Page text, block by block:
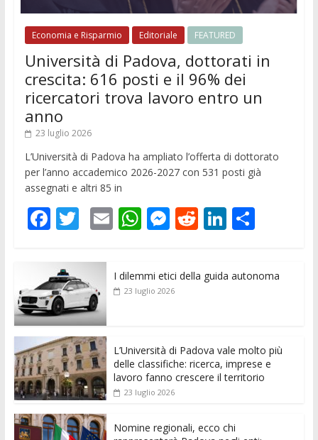
Economia e Risparmio Editoriale FEATURED
Università di Padova, dottorati in
crescita: 616 posti e il 96% dei
ricercatori trova lavoro entro un
anno
23 luglio 2026
L’Università di Padova ha ampliato l’offerta di dottorato
per l’anno accademico 2026-2027 con 531 posti già
assegnati e altri 85 in
F
e
b
o
o
k
T
itt
er
E
ai
l
W
s
p
M
ss
e
er
R
di
Li
e
C
di
I dilemmi etici della guida autonoma
23 luglio 2026
L’Università di Padova vale molto più
delle classifiche: ricerca, imprese e
lavoro fanno crescere il territorio
23 luglio 2026
Nomine regionali, ecco chi